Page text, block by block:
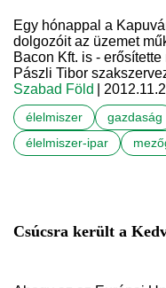
Egy hónappal a
dolgozóit az üzemet
Bacon Kft. is -
Pászli Tibor
Szabad Föld
|
élelmiszer gazdaság
élelmiszer-ipar
Csúcsra került a